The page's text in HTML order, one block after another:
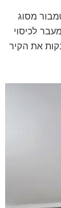
מסוג
לכיסוי
את הקיר